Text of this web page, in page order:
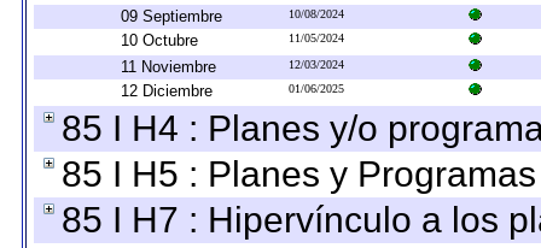
09 Septiembre 10/08/2024
10 Octubre 11/05/2024
11 Noviembre 12/03/2024
12 Diciembre 01/06/2025
85 I H4 : Planes y/o
85 I H5 : Planes y
85 I H7 : Hipervínculo a los